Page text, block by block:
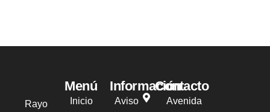
Rayo
Menú
Inicio
Información
Aviso
Contacto
Avenida